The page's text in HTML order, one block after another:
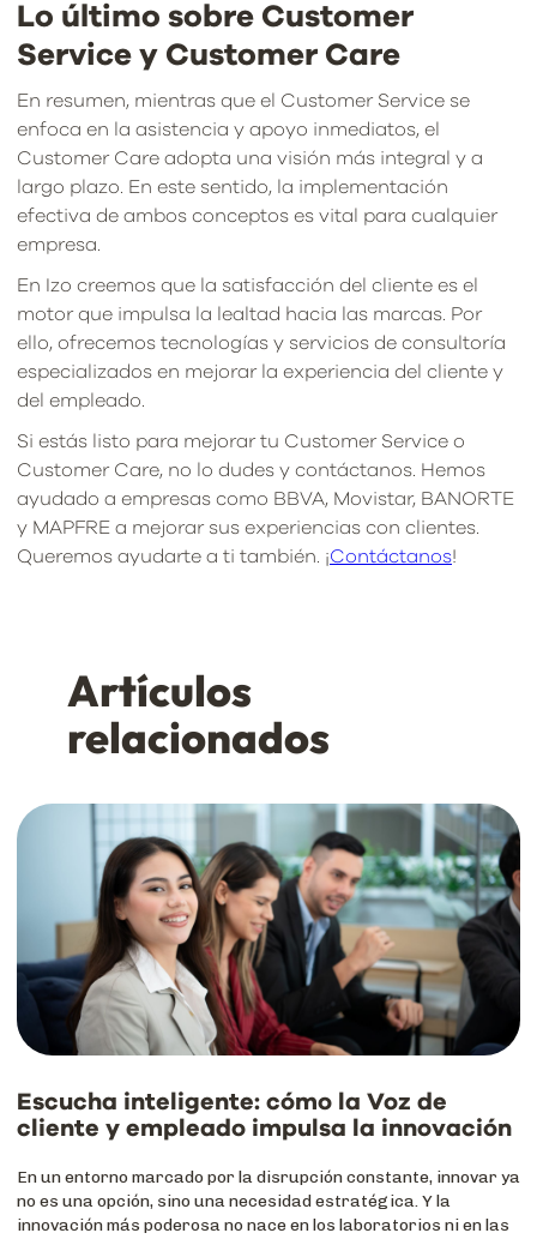
Lo último sobre Customer
Service y Customer Care
En resumen, mientras que el Customer Service se
enfoca en la asistencia y apoyo inmediatos, el
Customer Care adopta una visión más integral y a
largo plazo. En este sentido, la implementación
efectiva de ambos conceptos es vital para cualquier
empresa.
En Izo creemos que la satisfacción del cliente es el
motor que impulsa la lealtad hacia las marcas. Por
ello, ofrecemos tecnologías y servicios de consultoría
especializados en mejorar la experiencia del cliente y
del empleado.
Si estás listo para mejorar tu Customer Service o
Customer Care, no lo dudes y contáctanos. Hemos
ayudado a empresas como BBVA, Movistar, BANORTE
y MAPFRE a mejorar sus experiencias con clientes.
Queremos ayudarte a ti también. ¡Contáctanos!
Artículos
relacionados
Escucha inteligente: cómo la Voz de
cliente y empleado impulsa la innovación
En un entorno marcado por la disrupción constante, innovar ya
no es una opción, sino una necesidad estratégica. Y la
innovación más poderosa no nace en los laboratorios ni en las